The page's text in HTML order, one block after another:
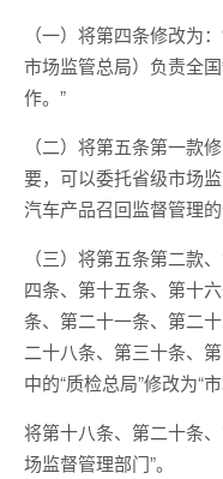
（一）将第四条修改为
市场监管总局）负责全
作。”
（二）将第五条第一款
要，可以委托省级市场
汽车产品召回监督管理
（三）将第五条第二款
四条、第十五条、第十
条、第二十一条、第二
二十八条、第三十条、
中的“质检总局”修改为“市
将第十八条、第二十条
场监督管理部门”。